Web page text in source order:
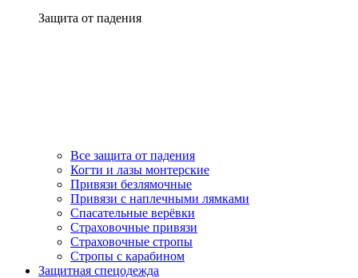
Защита от падения
Все защита от падения
Когти и лазы монтерские
Привязи безлямочные
Привязи с наплечными лямками
Спасательные верёвки
Страховочные привязи
Страховочные стропы
Стропы с карабином
Защитная спецодежда